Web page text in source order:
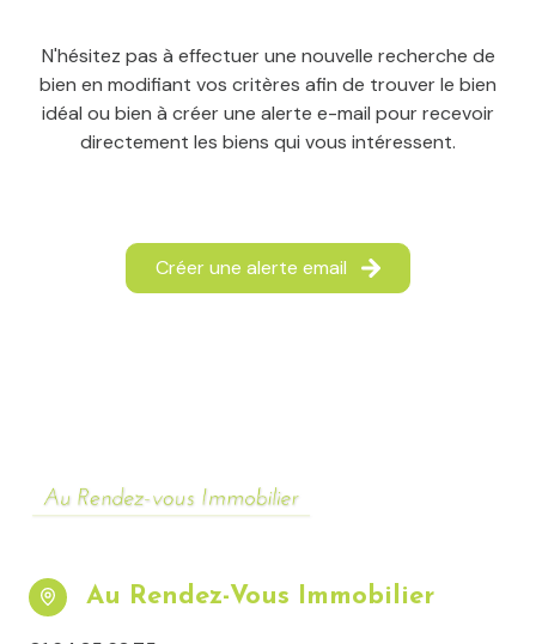
N'hésitez pas à effectuer une nouvelle recherche de
bien en modifiant vos critères afin de trouver le bien
idéal ou bien à créer une alerte e-mail pour recevoir
directement les biens qui vous intéressent.
Créer une alerte email
Au Rendez-Vous Immobilier